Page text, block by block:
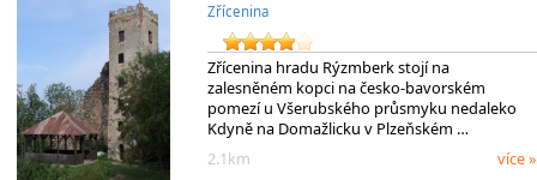
Zřícenina
Zřícenina hradu Rýzmberk stojí na
zalesněném kopci na česko-bavorském
pomezí u Všerubského průsmyku nedaleko
Kdyně na Domažlicku v Plzeňském …
2.1km
více »